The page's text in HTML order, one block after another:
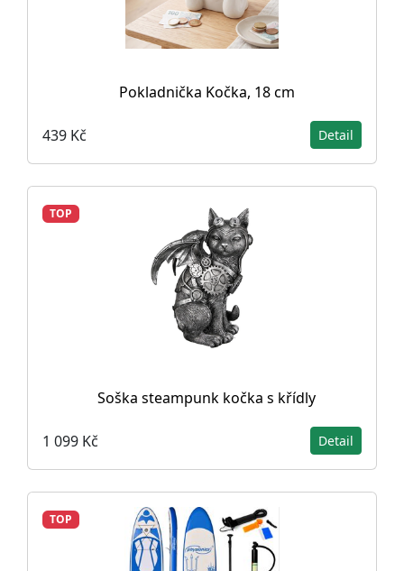
Pokladnička Kočka, 18 cm
439 Kč Detail
TOP
Soška steampunk kočka s křídly
1 099 Kč Detail
TOP